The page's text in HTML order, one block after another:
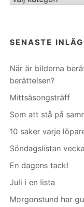
SENASTE
När är bilderna
berättelsen?
Mittsäsongsträff
Som att stå på
10 saker varje
Söndagslistan
En dagens tack!
Juli i en lista
Morgonstund har